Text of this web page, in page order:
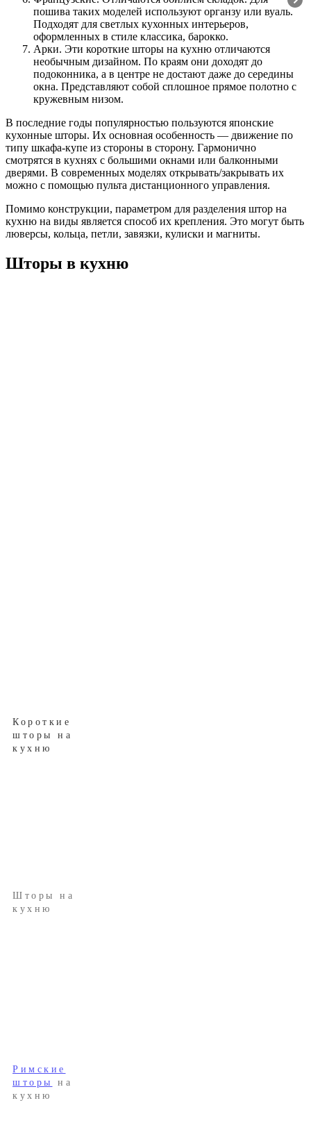
пошива таких моделей используют органзу или вуаль.
Подходят для светлых кухонных интерьеров,
оформленных в стиле классика, барокко.
Арки. Эти короткие шторы на кухню отличаются
необычным дизайном. По краям они доходят до
подоконника, а в центре не достают даже до середины
окна. Представляют собой сплошное прямое полотно с
кружевным низом.
В последние годы популярностью пользуются японские
кухонные шторы. Их основная особенность — движение по
типу шкафа-купе из стороны в сторону. Гармонично
смотрятся в кухнях с большими окнами или балконными
дверями. В современных моделях открывать/закрывать их
можно с помощью пульта дистанционного управления.
Помимо конструкции, параметром для разделения штор на
кухню на виды является способ их крепления. Это могут быть
люверсы, кольца, петли, завязки, кулиски и магниты.
Шторы в кухню
Короткие
шторы на
кухню
Шторы на
кухню
Римские
шторы
на
кухню